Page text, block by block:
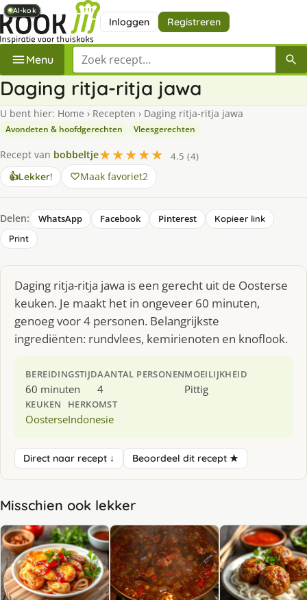
Inloggen Registreren
Menu Zoek een recept
Daging ritja-ritja jawa
U bent hier: Home › Recepten › Daging ritja-ritja jawa
Avondeten & hoofdgerechten Vleesgerechten
Recept van bobbeltje★★★★★
4.5 (4)
👍Lekker! Maak favoriet2
Delen: WhatsApp Facebook Pinterest
Kopieer link
Print
Daging ritja-ritja jawa is een gerecht uit de Oosterse
keuken. Je maakt het in ongeveer 60 minuten,
genoeg voor 4 personen. Belangrijkste
ingrediënten: rundvlees, kemirienoten en knoflook.
BEREIDINGSTIJD
60 minuten
AANTAL PERSONEN
4
MOEILIJKHEID
Pittig
KEUKEN
Oosterse
HERKOMST
Indonesie
Direct naar recept ↓ Beoordeel dit recept ★
Misschien ook lekker
AI-kok
AI-kok
AI-kok
AI-kok
AI-kok
AI-kok